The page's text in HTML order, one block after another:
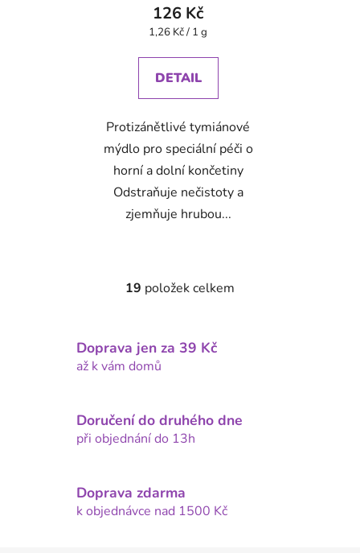
126 Kč
Měrná
1,26 Kč / 1 g
DETAIL
Protizánětlivé tymiánové
mýdlo pro speciální péči o
horní a dolní končetiny
Odstraňuje nečistoty a
zjemňuje hrubou...
O
á
í
p
k
y
19 položek celkem
Doprava jen za 39 Kč
až k vám domů
Doručení do druhého dne
při objednání do 13h
Doprava zdarma
k objednávce nad 1500 Kč